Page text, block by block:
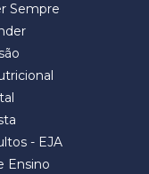
Sempre
- EJA
Ensino